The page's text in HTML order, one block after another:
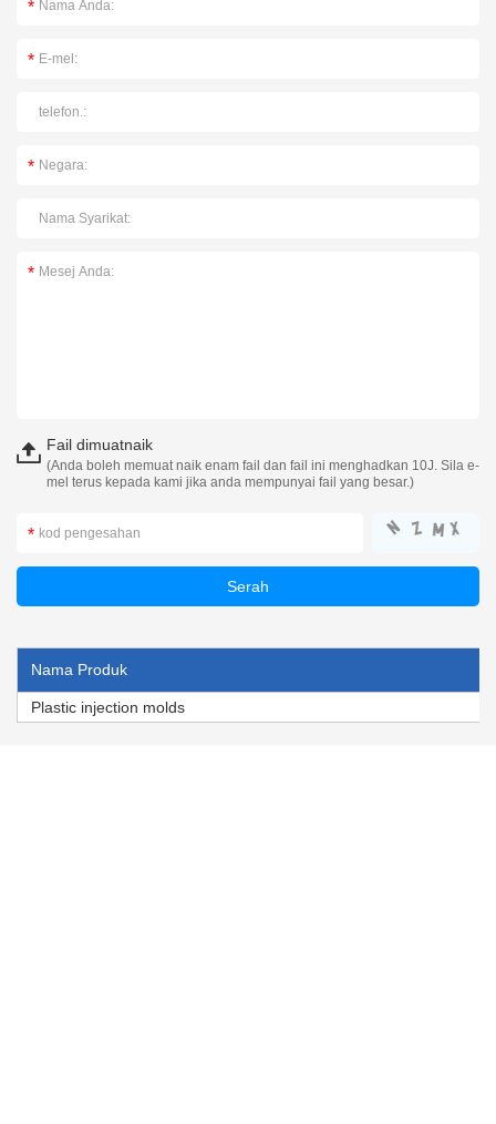
Fail dimuatnaik
(Anda boleh memuat naik enam fail dan fail ini menghadkan 10J. Sila e-
mel terus kepada kami jika anda mempunyai fail yang besar.)
Nama Produk
Plastic injection molds